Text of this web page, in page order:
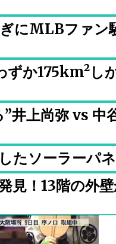
にMLBファ
ずか175km²し
井上尚弥 vs 中
たソーラーパ
見！13階の外